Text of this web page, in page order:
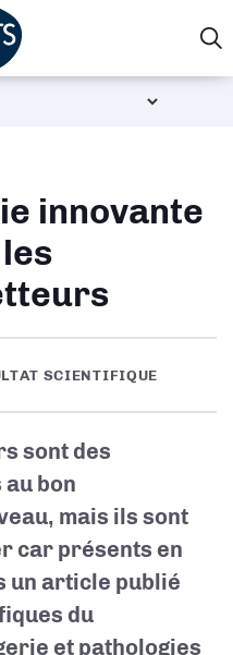
innovante
SCIENTIFIQUE
sont des
bon
mais ils sont
car présents en
un article publié
du
et pathologies